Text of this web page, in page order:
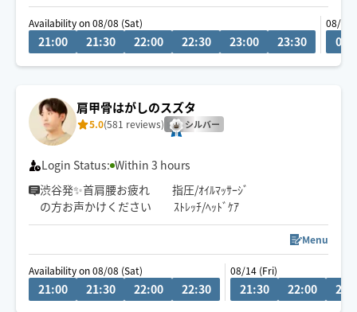
🍀市川駅本八幡は自転車移動🚴 終電までは東京23区も
喜んでお伺い致します😊
総武線沿線千葉〜三鷹
Availability on 08/08 (Sat)
21:00 21:30 22:00 22:30 23:00 23:30
08/09
肩甲骨はがしのスズタ
5.0(581 reviews) シルバー
Login Status: Within 3 hours
渋谷発✨首肩腰お疲れ 指圧/ｵｲﾙﾏｯｻｰｼﾞ
の方お声かけください ｽﾄﾚｯﾁ/ﾍｯﾄﾞｹｱ
Menu
Availability on 08/08 (Sat)
21:00 21:30 22:00 22:30
08/14 (Fri)
21:30 22:00